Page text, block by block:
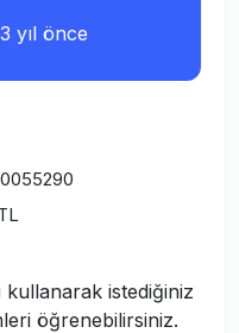
yıl önce
kullanarak istediğiniz
öğrenebilirsiniz.